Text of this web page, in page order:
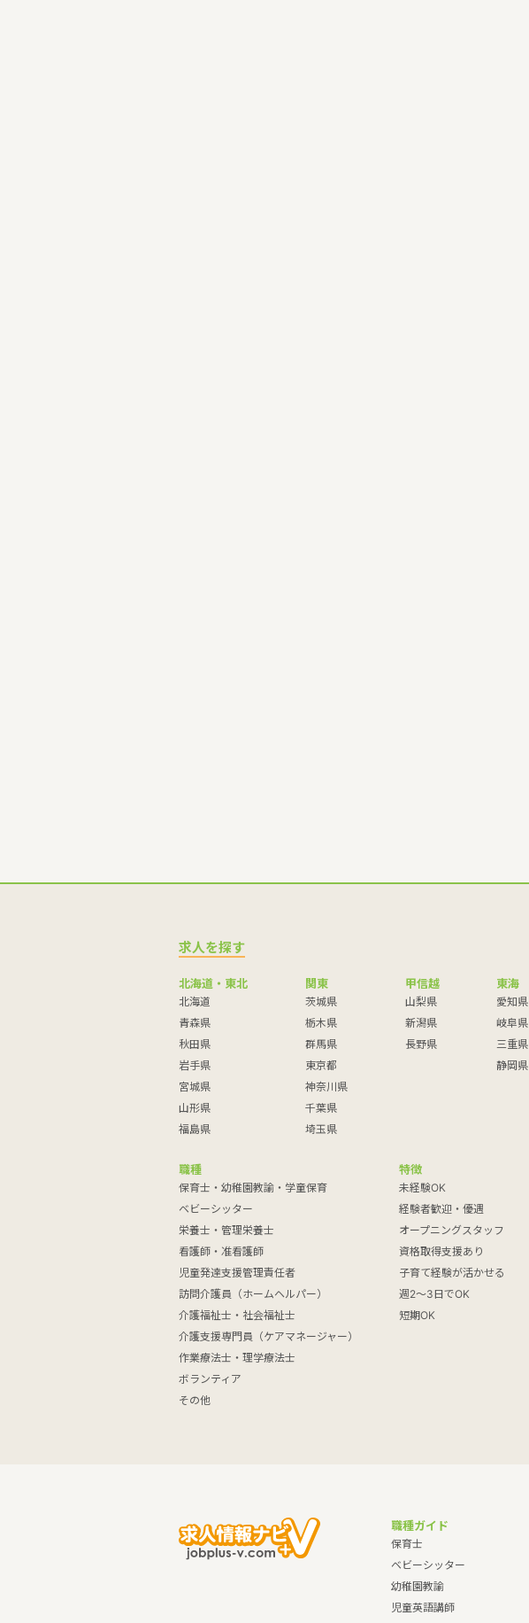
求人を探す
北海道・東北
北海道
青森県
秋田県
岩手県
宮城県
山形県
福島県
関東
茨城県
栃木県
群馬県
東京都
神奈川県
千葉県
埼玉県
甲信越
山梨県
新潟県
長野県
東海
愛知県
岐阜県
三重県
静岡県
職種
保育士・幼稚園教諭・学童保育
ベビーシッター
栄養士・管理栄養士
看護師・准看護師
児童発達支援管理責任者
訪問介護員（ホームヘルパー）
介護福祉士・社会福祉士
介護支援専門員（ケアマネージャー）
作業療法士・理学療法士
ボランティア
その他
特徴
未経験OK
経験者歓迎・優遇
オープニングスタッフ
資格取得支援あり
子育て経験が活かせる
週2～3日でOK
短期OK
職種ガイド
保育士
ベビーシッター
幼稚園教諭
児童英語講師